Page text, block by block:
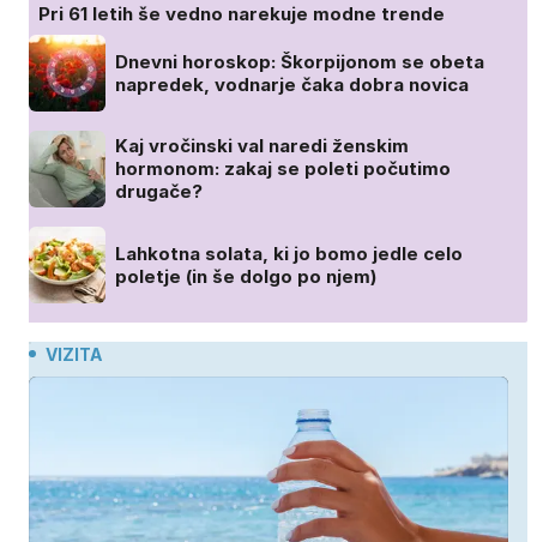
Pri 61 letih še vedno narekuje modne trende
Dnevni horoskop: Škorpijonom se obeta
napredek, vodnarje čaka dobra novica
Kaj vročinski val naredi ženskim
hormonom: zakaj se poleti počutimo
drugače?
Lahkotna solata, ki jo bomo jedle celo
poletje (in še dolgo po njem)
VIZITA